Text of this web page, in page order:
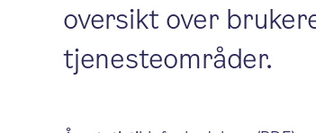
oversikt over
tjenesteområder.